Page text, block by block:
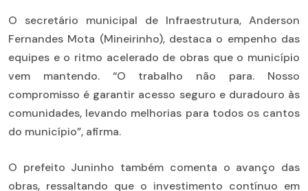
O secretário municipal de Infraestrutura, Anderson
Fernandes Mota (Mineirinho), destaca o empenho das
equipes e o ritmo acelerado de obras que o município
vem mantendo. “O trabalho não para. Nosso
compromisso é garantir acesso seguro e duradouro às
comunidades, levando melhorias para todos os cantos
do município”, afirma.
O prefeito Juninho também comenta o avanço das
obras, ressaltando que o investimento contínuo em